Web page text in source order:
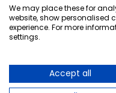
We may place these for
website, show personalised
experience. For more
settings.
Accept all